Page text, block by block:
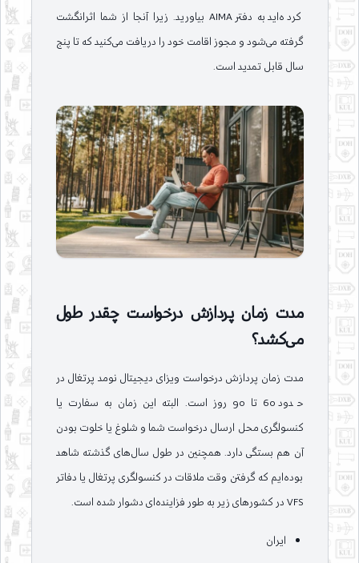
کرده‌اید به دفتر AIMA بیاورید. زیرا آنجا از شما اثرانگشت
گرفته می‌شود و مجوز اقامت خود را دریافت می‌کنید که تا پنج
سال قابل تمدید است.
مدت زمان پردازش درخواست چقدر طول
می‌کشد؟
مدت زمان پردازش درخواست ویزای دیجیتال نومد پرتغال در
حدود 60 تا 90 روز است. البته این زمان به سفارت یا
کنسولگری محل ارسال درخواست شما و شلوغ یا خلوت بودن
آن هم بستگی دارد. همچنین در طول سال‌های گذشته شاهد
بوده‌ایم که گرفتن وقت ملاقات در کنسولگری پرتغال یا دفاتر
VFS در کشورهای زیر به طور فزاینده‌ای دشوار شده است.
ایران